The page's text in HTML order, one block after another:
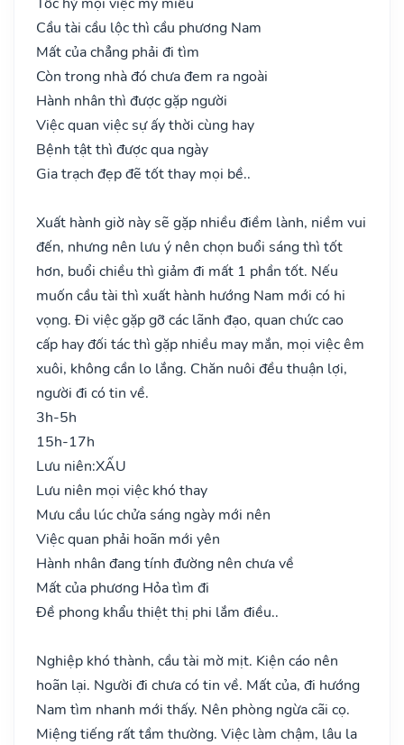
Cầu tài cầu lộc thì cầu phương Nam
Mất của chẳng phải đi tìm
Còn trong nhà đó chưa đem ra ngoài
Hành nhân thì được gặp người
Việc quan việc sự ấy thời cùng hay
Bệnh tật thì được qua ngày
Gia trạch đẹp đẽ tốt thay mọi bề..
Xuất hành giờ này sẽ gặp nhiều điềm lành, niềm vui
đến, nhưng nên lưu ý nên chọn buổi sáng thì tốt
hơn, buổi chiều thì giảm đi mất 1 phần tốt. Nếu
muốn cầu tài thì xuất hành hướng Nam mới có hi
vọng. Đi việc gặp gỡ các lãnh đạo, quan chức cao
cấp hay đối tác thì gặp nhiều may mắn, mọi việc êm
xuôi, không cần lo lắng. Chăn nuôi đều thuận lợi,
người đi có tin về.
3h-5h
15h-17h
Lưu niên:XẤU
Lưu niên mọi việc khó thay
Mưu cầu lúc chửa sáng ngày mới nên
Việc quan phải hoãn mới yên
Hành nhân đang tính đường nên chưa về
Mất của phương Hỏa tìm đi
Đề phong khẩu thiệt thị phi lắm điều..
Nghiệp khó thành, cầu tài mờ mịt. Kiện cáo nên
hoãn lại. Người đi chưa có tin về. Mất của, đi hướng
Nam tìm nhanh mới thấy. Nên phòng ngừa cãi cọ.
Miệng tiếng rất tầm thường. Việc làm chậm, lâu la